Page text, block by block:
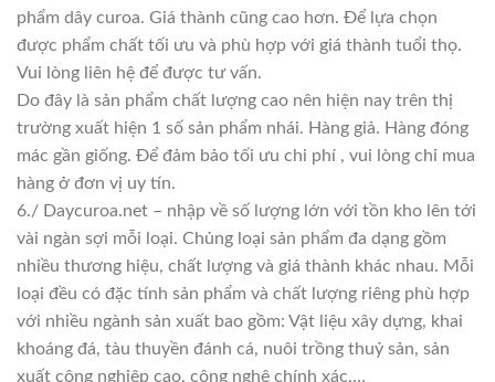
phẩm dây curoa. Giá thành cũng cao hơn. Để lựa chọn
được phẩm chất tối ưu và phù hợp với giá thành tuổi thọ.
Vui lòng liên hệ để được tư vấn.
Do đây là sản phẩm chất lượng cao nên hiện nay trên thị
trường xuất hiện 1 số sản phẩm nhái. Hàng giả. Hàng đóng
mác gần giống. Để đảm bảo tối ưu chi phí , vui lòng chỉ mua
hàng ở đơn vị uy tín.
6./ Daycuroa.net – nhập về số lượng lớn với tồn kho lên tới
vài ngàn sợi mỗi loại. Chủng loại sản phẩm đa dạng gồm
nhiều thương hiệu, chất lượng và giá thành khác nhau. Mỗi
loại đều có đặc tính sản phẩm và chất lượng riêng phù hợp
với nhiều ngành sản xuất bao gồm: Vật liệu xây dựng, khai
khoáng đá, tàu thuyền đánh cá, nuôi trồng thuỷ sản, sản
xuất công nghiệp cao, công nghệ chính xác,…